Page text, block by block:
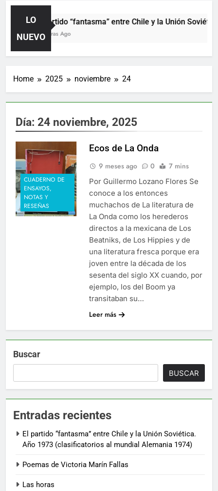
LO
NUEVO
El partido “fantasma” entre Chile y la Unión
15 Horas Ago
Home 2025 noviembre 24
Día: 24 noviembre, 2025
CUADERNO DE
ENSAYOS,
NOTAS Y
RESEÑAS
Ecos de La Onda
9 meses ago 0 7 mins
Por Guillermo Lozano Flores Se
conoce a los entonces
muchachos de La literatura de
La Onda como los herederos
directos a la mexicana de Los
Beatniks, de Los Hippies y de
una literatura fresca porque era
joven entre la década de los
sesenta del siglo XX cuando, por
ejemplo, los del Boom ya
transitaban su…
Leer más
Buscar
BUSCAR
Entradas recientes
El partido “fantasma” entre Chile y la Unión Soviética.
Año 1973 (clasificatorios al mundial Alemania 1974)
Poemas de Victoria Marín Fallas
Las horas